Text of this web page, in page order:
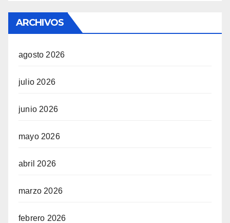
ARCHIVOS
agosto 2026
julio 2026
junio 2026
mayo 2026
abril 2026
marzo 2026
febrero 2026